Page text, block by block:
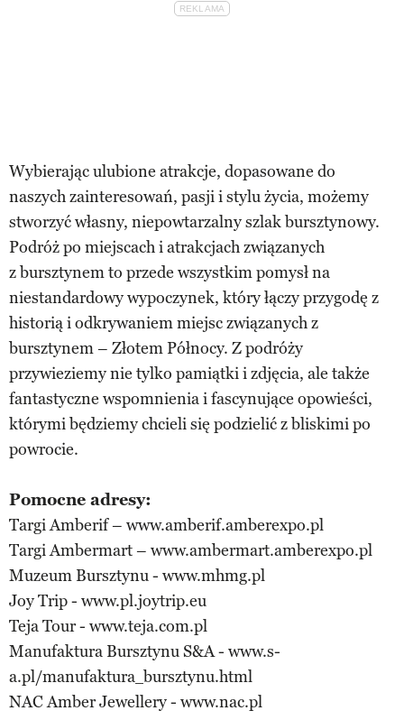
Wybierając ulubione atrakcje, dopasowane do
naszych zainteresowań, pasji i stylu życia, możemy
stworzyć własny, niepowtarzalny szlak bursztynowy.
Podróż po miejscach i atrakcjach związanych
z bursztynem to przede wszystkim pomysł na
niestandardowy wypoczynek, który łączy przygodę z
historią i odkrywaniem miejsc związanych z
bursztynem – Złotem Północy. Z podróży
przywieziemy nie tylko pamiątki i zdjęcia, ale także
fantastyczne wspomnienia i fascynujące opowieści,
którymi będziemy chcieli się podzielić z bliskimi po
powrocie.
Pomocne adresy:
Targi Amberif – www.amberif.amberexpo.pl
Targi Ambermart – www.ambermart.amberexpo.pl
Muzeum Bursztynu - www.mhmg.pl
Joy Trip - www.pl.joytrip.eu
Teja Tour - www.teja.com.pl
Manufaktura Bursztynu S&A - www.s-
a.pl/manufaktura_bursztynu.html
NAC Amber Jewellery - www.nac.pl